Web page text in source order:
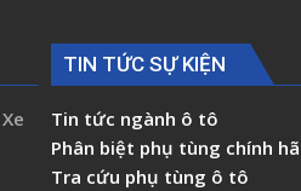
K2700
K190
TIN TỨC SỰ KIỆN
Tin tức ngành ô tô
Phân biệt phụ tùng chính
Tra cứu phụ tùng ô tô